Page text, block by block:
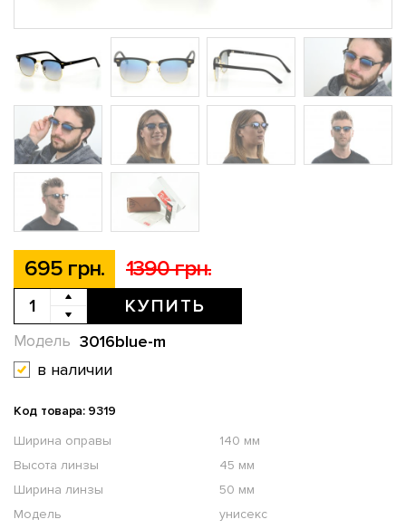
695 грн. 1390 грн.
КУПИТЬ
3016blue-m
Модель
в наличии
Код товара: 9319
Ширина оправы
140 мм
Высота линзы
45 мм
Ширина линзы
50 мм
Модель
унисекс